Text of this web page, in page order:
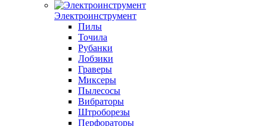
Электроинструмент
Пилы
Точила
Рубанки
Лобзики
Граверы
Миксеры
Пылесосы
Вибраторы
Штроборезы
Перфораторы